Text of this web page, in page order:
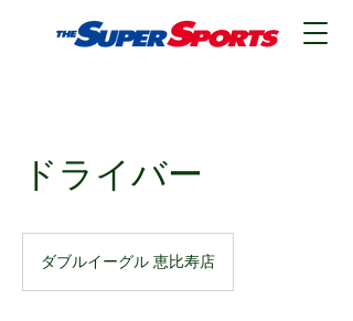
ドライバー
ダブルイーグル 恵比寿店